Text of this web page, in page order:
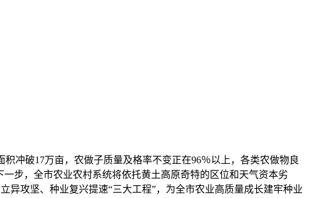
冲破17万亩，农做子质量及格率不变正在96％以上，各类农做物良
步，全市农业农村系统将依托黄土高原奇特的区位和天气资本劣
异攻坚、种业复兴提速“三大工程”，为全市农业高质量成长建牢种业